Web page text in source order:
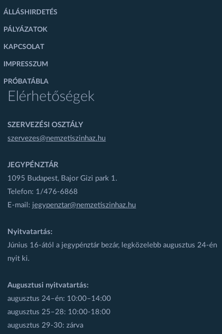
ÁLLÁSHIRDETÉS
PÁLYÁZATOK
KAPCSOLAT
IMPRESSZUM
PRÓBATÁBLA
Elérhetőségek
SZERVEZÉSI OSZTÁLY
szervezes@nemzetiszinhaz.hu
JEGYPÉNZTÁR
1095 Budapest, Bajor Gizi park 1.
Telefon: 1/476-6868
E-mail: jegypenztar@nemzetiszinhaz.hu
Nyitvatartás:
Június 16-ától a jegypénztár bezár, legközelebb augusztus 24-én
nyit ki.
Augusztusi nyitvatartás:
augusztus 24–én: 10:00–14:00
augusztus 25–28: 10:00-18:00
augusztus 29-30: zárva